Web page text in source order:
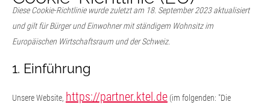
Diese Cookie-Richtlinie wurde zuletzt am 18. September 2023 aktualisiert
und gilt für Bürger und Einwohner mit ständigem Wohnsitz im
Europäischen Wirtschaftsraum und der Schweiz.
1. Einführung
Unsere Website, https://partner.ktel.de (im folgenden: "Die